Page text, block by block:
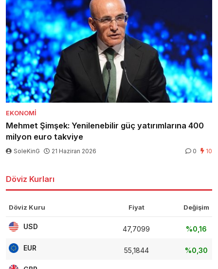
EKONOMI
Mehmet Şimşek: Yenilenebilir güç yatırımlarına 400
milyon euro takviye
SoleKinG 21 Haziran 2026 0 10
Döviz Kurları
Döviz Kuru Fiyat Değişim
USD 47,7099 %0,16
EUR 55,1844 %0,30